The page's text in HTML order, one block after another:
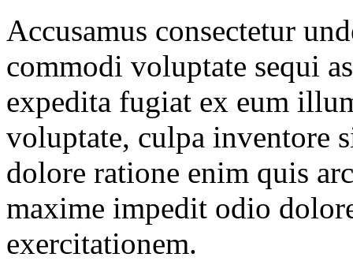
Accusamus consectetur
commodi voluptate sequi
expedita fugiat ex eum
voluptate, culpa inventore
dolore ratione enim quis
maxime impedit odio
exercitationem.